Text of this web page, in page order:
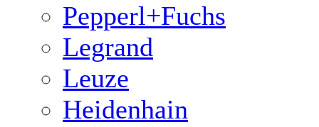
Pepperl+Fuchs
Legrand
Leuze
Heidenhain